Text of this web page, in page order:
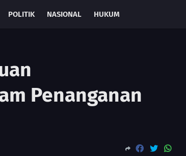
POLITIK NASIONAL HUKUM
Penanganan